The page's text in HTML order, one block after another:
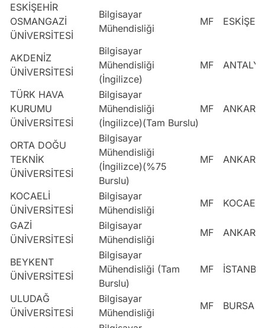
ESKİŞEHİR
OSMANGAZİ
ÜNİVERSİTESİ
Bilgisayar
Mühendisliği
MF
AKDENİZ
ÜNİVERSİTESİ
Bilgisayar
Mühendisliği
(İngilizce)
MF ANTALYA
TÜRK HAVA
KURUMU
ÜNİVERSİTESİ
Bilgisayar
Mühendisliği
(İngilizce)(Tam Burslu)
MF ANKARA
ORTA DOĞU
TEKNİK
ÜNİVERSİTESİ
Bilgisayar
Mühendisliği
(İngilizce)(%75
Burslu)
MF ANKARA
KOCAELİ
ÜNİVERSİTESİ
Bilgisayar
Mühendisliği
MF
KOCAELİ
GAZİ
ÜNİVERSİTESİ
Bilgisayar
Mühendisliği
MF ANKARA
BEYKENT
ÜNİVERSİTESİ
Bilgisayar
Mühendisliği (Tam
Burslu)
MF
ULUDAĞ
ÜNİVERSİTESİ
Bilgisayar
Mühendisliği
MF BURSA